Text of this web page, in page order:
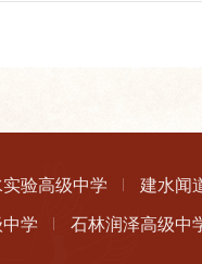
验高级中学 建水闻
学 石林润泽高级中